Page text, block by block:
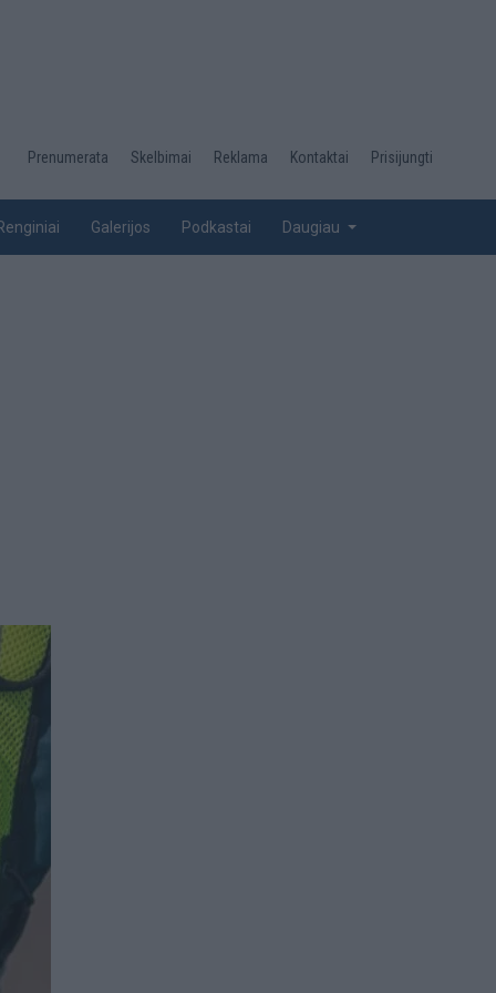
Desktop
top
Prenumerata Skelbimai Reklama Kontaktai Prisijungti
Galerijos Podkastai Daugiau